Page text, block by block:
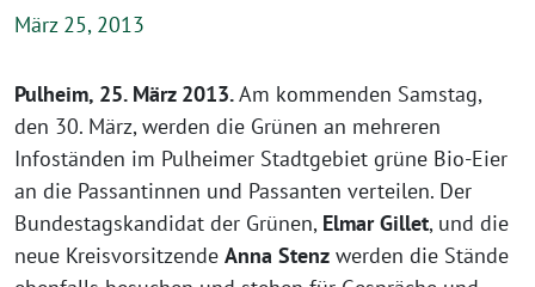
März 25, 2013
Pulheim, 25. März 2013.Am kommenden Samstag,
den 30. März, werden die Grünen an mehreren
Infoständen im Pulheimer Stadtgebiet grüne Bio-Eier
an die Passantinnen und Passanten verteilen. Der
Bundestagskandidat der Grünen, Elmar Gillet, und die
neue Kreisvorsitzende Anna Stenz werden die Stände